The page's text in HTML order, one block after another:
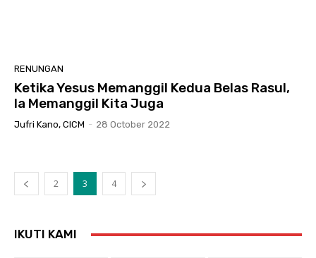
RENUNGAN
Ketika Yesus Memanggil Kedua Belas Rasul,
Ia Memanggil Kita Juga
Jufri Kano, CICM - 28 October 2022
2 3 4
IKUTI KAMI